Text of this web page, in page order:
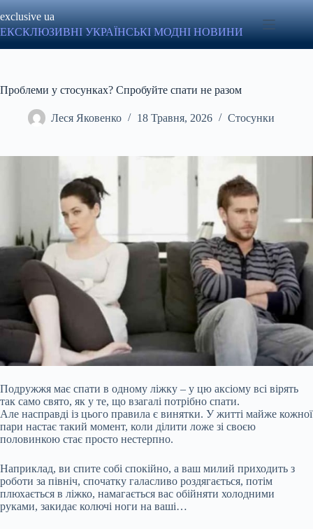
до
вмісту
exclusive ua
ЕКСКЛЮЗИВНІ УКРАЇНСЬКІ МОДНІ НОВИНИ
Проблеми у стосунках? Спробуйте спати не разом
Леся Яковенко 18 Травня, 2026 Стосунки
Подружжя має спати в одному ліжку – у цю аксіому всі вірять
так само свято, як у те, що взагалі потрібно спати.
Але насправді із цього правила є винятки. У житті майже кожної
пари настає такий момент, коли ділити ложе зі своєю
половинкою стає просто нестерпно.
Наприклад, ви спите собі спокійно, а ваш милий приходить з
роботи за північ, спочатку галасливо роздягається, потім
плюхається в ліжко, намагається вас обійняти холодними
руками, закидає колючі ноги на ваші…